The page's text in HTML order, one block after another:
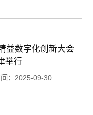
益数字化创新大会
举行
：2025-09-30